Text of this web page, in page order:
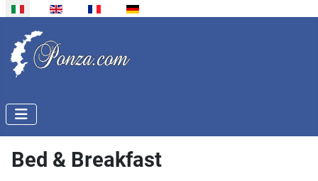
Seleziona la tua lingua
Bed & Breakfast